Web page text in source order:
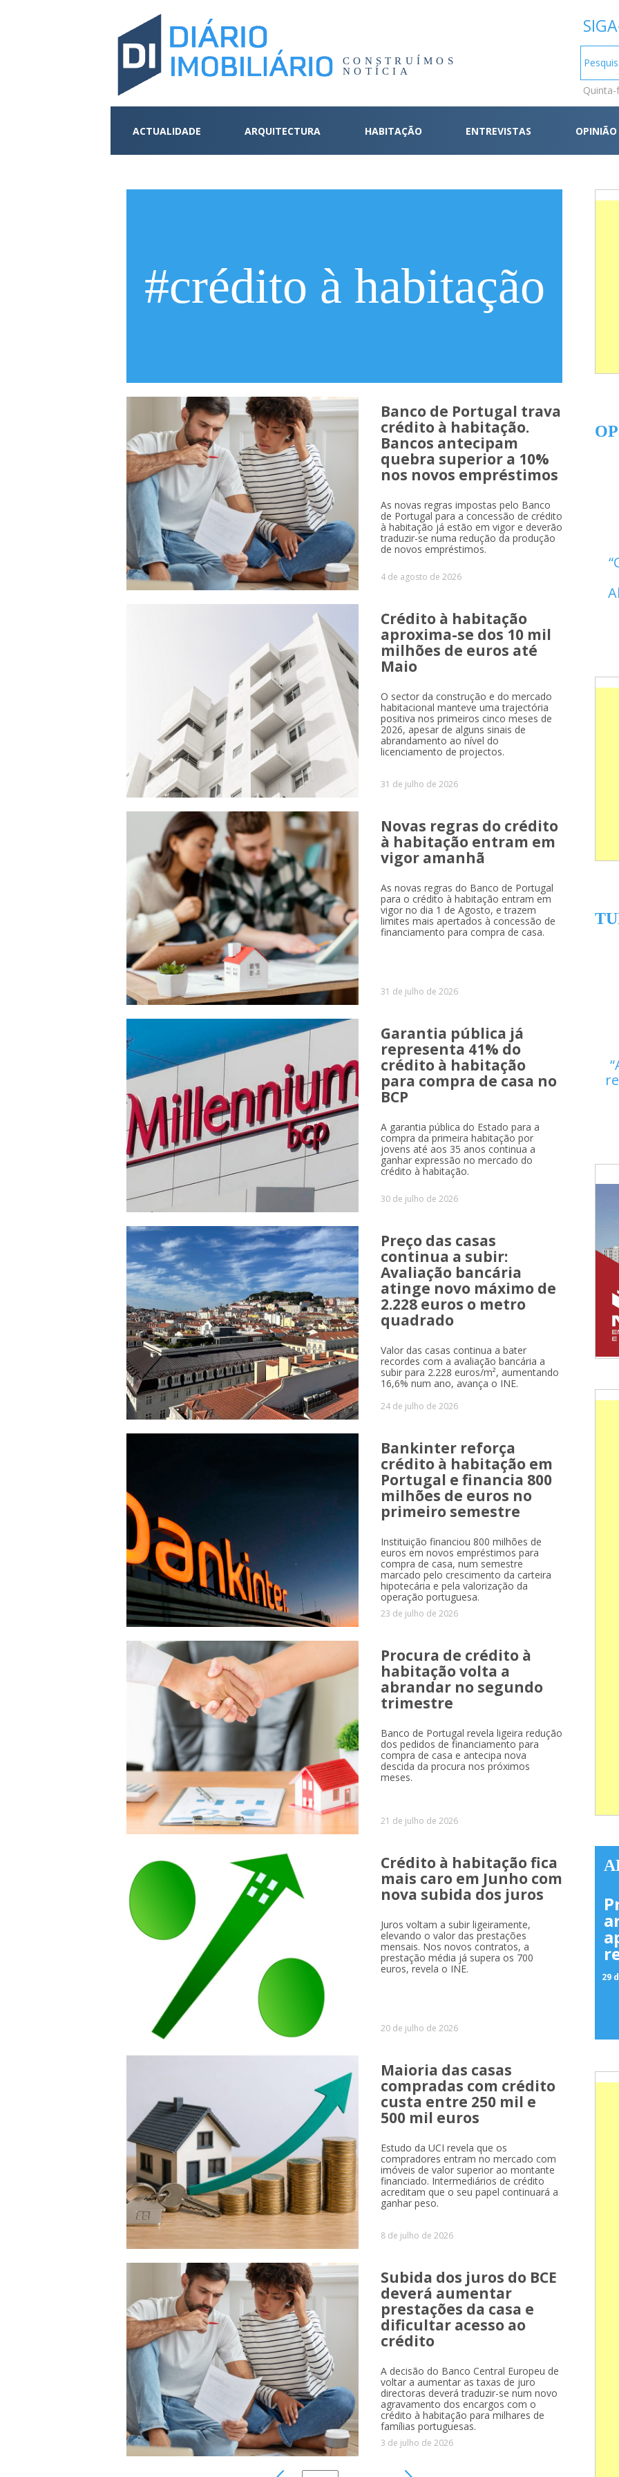
CONSTRUÍMOS
NOTÍCIA
ACTUALIDADE ARQUITECTURA HABITAÇÃO ENTREVISTAS OPINIÃO
#crédito à habitação
Banco de Portugal trava
crédito à habitação.
Bancos antecipam
quebra superior a 10%
nos novos empréstimos
As novas regras impostas pelo Banco
de Portugal para a concessão de crédito
à habitação já estão em vigor e deverão
traduzir-se numa redução da produção
de novos empréstimos.
4 de agosto de 2026
Crédito à habitação
aproxima-se dos 10 mil
milhões de euros até
Maio
O sector da construção e do mercado
habitacional manteve uma trajectória
positiva nos primeiros cinco meses de
2026, apesar de alguns sinais de
abrandamento ao nível do
licenciamento de projectos.
31 de julho de 2026
Novas regras do crédito
à habitação entram em
vigor amanhã
As novas regras do Banco de Portugal
para o crédito à habitação entram em
vigor no dia 1 de Agosto, e trazem
limites mais apertados à concessão de
financiamento para compra de casa.
31 de julho de 2026
Garantia pública já
representa 41% do
crédito à habitação
para compra de casa no
BCP
A garantia pública do Estado para a
compra da primeira habitação por
jovens até aos 35 anos continua a
ganhar expressão no mercado do
crédito à habitação.
30 de julho de 2026
Preço das casas
continua a subir:
Avaliação bancária
atinge novo máximo de
2.228 euros o metro
quadrado
Valor das casas continua a bater
recordes com a avaliação bancária a
subir para 2.228 euros/m², aumentando
16,6% num ano, avança o INE.
24 de julho de 2026
Bankinter reforça
crédito à habitação em
Portugal e financia 800
milhões de euros no
primeiro semestre
Instituição financiou 800 milhões de
euros em novos empréstimos para
compra de casa, num semestre
marcado pelo crescimento da carteira
hipotecária e pela valorização da
operação portuguesa.
23 de julho de 2026
Procura de crédito à
habitação volta a
abrandar no segundo
trimestre
Banco de Portugal revela ligeira redução
dos pedidos de financiamento para
compra de casa e antecipa nova
descida da procura nos próximos
meses.
21 de julho de 2026
Crédito à habitação fica
mais caro em Junho com
nova subida dos juros
Juros voltam a subir ligeiramente,
elevando o valor das prestações
mensais. Nos novos contratos, a
prestação média já supera os 700
euros, revela o INE.
20 de julho de 2026
Maioria das casas
compradas com crédito
custa entre 250 mil e
500 mil euros
Estudo da UCI revela que os
compradores entram no mercado com
imóveis de valor superior ao montante
financiado. Intermediários de crédito
acreditam que o seu papel continuará a
ganhar peso.
8 de julho de 2026
Subida dos juros do BCE
deverá aumentar
prestações da casa e
dificultar acesso ao
crédito
A decisão do Banco Central Europeu de
voltar a aumentar as taxas de juro
directoras deverá traduzir-se num novo
agravamento dos encargos com o
crédito à habitação para milhares de
famílias portuguesas.
3 de julho de 2026
29